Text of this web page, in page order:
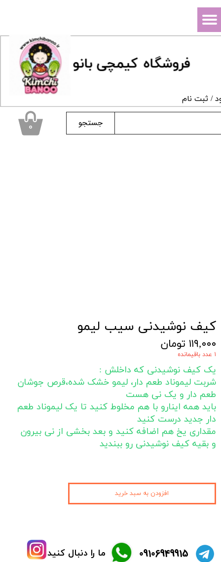
فروشگاه کیمچی بانو
جستجو
/ ثبت نام
حساب کاربری من
سفارشات
۰
کیف نوشیدنی سیب لیمو
۱۱۹,۰۰۰ تومان
۱ عدد باقیمانده
یک کیف نوشیدنی که داخلش :
شربت لیموناد طعم دار، لیمو خشک شده،قرص جوشان
طعم دار و یک نی هست
باید همه اینارو با هم مخلوط کنید تا یک لیموناد طعم
دار جدید درست کنید
مقداری یخ هم اضافه کنید و بعد بخشی از نی بیرون
و بقیه کیف نوشیدنی رو ببندید
افزودن به سبد خرید
ما را دنبال کنید ​09106949915